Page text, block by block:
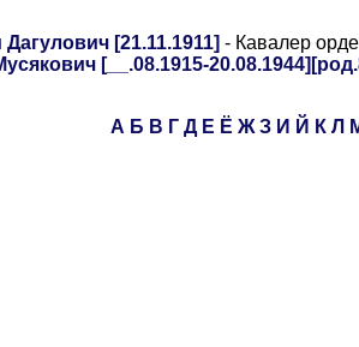
[21.11.1911] - Кавалер
[__.08.1915-
А Б В Г Д Е Ё Ж З И Й К Л